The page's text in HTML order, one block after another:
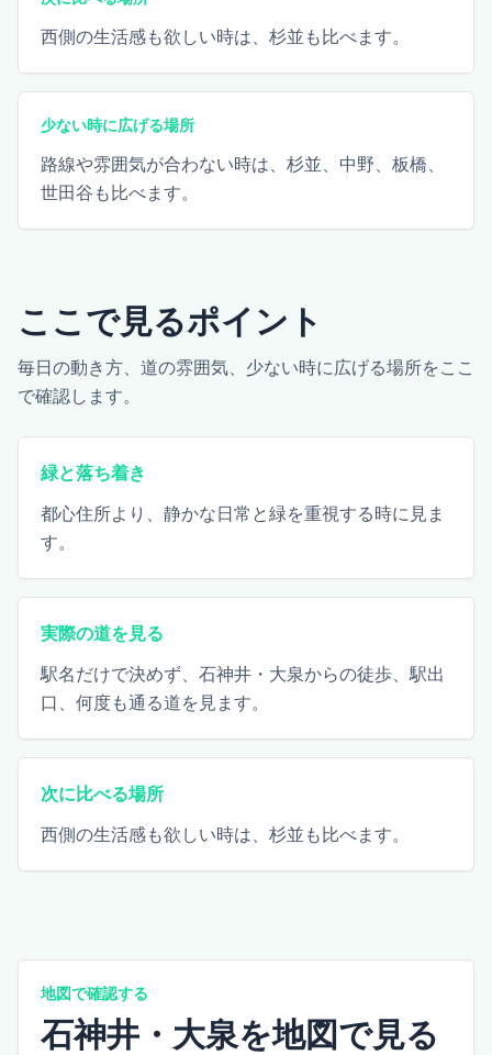
西側の生活感も欲しい時は、杉並も比べます。
少ない時に広げる場所
路線や雰囲気が合わない時は、杉並、中野、板橋、
世田谷も比べます。
ここで見るポイント
毎日の動き方、道の雰囲気、少ない時に広げる場所をここ
で確認します。
緑と落ち着き
都心住所より、静かな日常と緑を重視する時に見ま
す。
実際の道を見る
駅名だけで決めず、石神井・大泉からの徒歩、駅出
口、何度も通る道を見ます。
次に比べる場所
西側の生活感も欲しい時は、杉並も比べます。
地図で確認する
石神井・大泉を地図で見る